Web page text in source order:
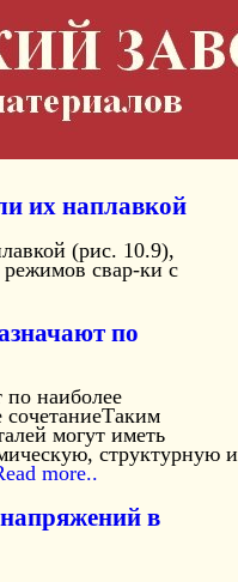
их наплавкой
(рис. 10.9),
свар-ки с
по
наиболее
сочетаниеТаким
могут иметь
структурную и
more..
в